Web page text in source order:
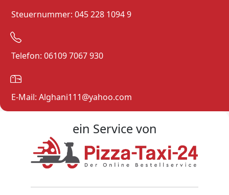
Steuernummer: 045 228 1094 9
Telefon: 06109 7067 930
E-Mail: Alghani111@yahoo.com
ein Service von